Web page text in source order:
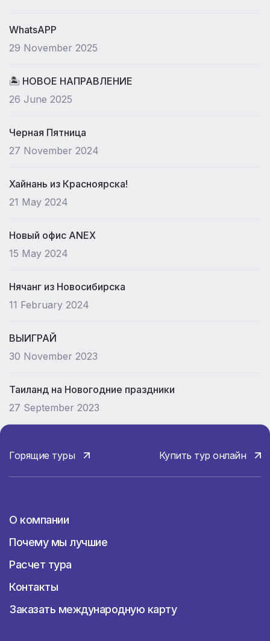
WhatsAPP
29 November 2025
🏝 НОВОЕ НАПРАВЛЕНИЕ
26 June 2025
Черная Пятница
27 November 2024
Хайнань из Красноярска!
21 May 2024
Новый офис ANEX
15 May 2024
Нячанг из Новосибирска
11 February 2024
ВЫИГРАЙ
30 November 2023
Таиланд на Новогодние праздники
27 September 2023
Горящие туры Купить тур онлайн
О компании
Почему мы лучшие
Расчет тура
Контакты
Заказать международную карту